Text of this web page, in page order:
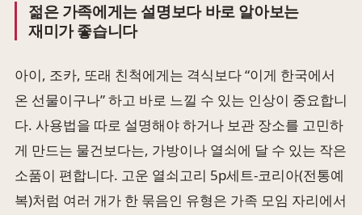
젊은 가족에게는 설명보다 바로 알아보는
재미가 좋습니다
아이, 조카, 또래 친척에게는 격식보다 “이게 한국에서
온 선물이구나” 하고 바로 느낄 수 있는 인상이 중요합니
다. 사용법을 따로 설명해야 하거나 보관 장소를 고민하
게 만드는 물건보다는, 가방이나 열쇠에 달 수 있는 작은
소품이 편합니다. 고운 열쇠고리 5p세트-코리아(전통예
복)처럼 여러 개가 한 묶음인 유형은 가족 모임 자리에서